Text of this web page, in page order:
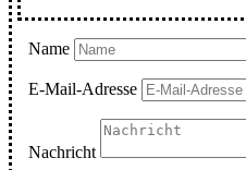
Name
E-Mail-Adresse
Nachricht